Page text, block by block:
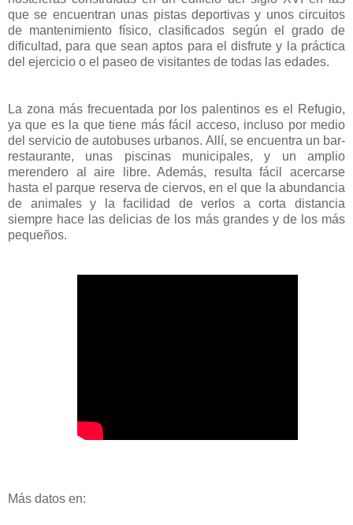
que se encuentran unas pistas deportivas y unos circuitos
de mantenimiento físico, clasificados según el grado de
dificultad, para que sean aptos para el disfrute y la práctica
del ejercicio o el paseo de visitantes de todas las edades.
La zona más frecuentada por los palentinos es el Refugio,
ya que es la que tiene más fácil acceso, incluso por medio
del servicio de autobuses urbanos. Allí, se encuentra un bar-
restaurante, unas piscinas municipales, y un amplio
merendero al aire libre. Además, resulta fácil acercarse
hasta el parque reserva de ciervos, en el que la abundancia
de animales y la facilidad de verlos a corta distancia
siempre hace las delicias de los más grandes y de los más
pequeños.
Más datos en: